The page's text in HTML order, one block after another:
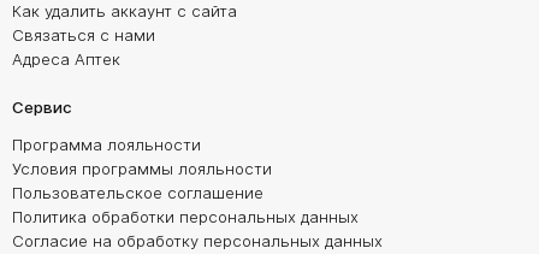
Как удалить аккаунт с сайта
Связаться с нами
Адреса Аптек
Сервис
Программа лояльности
Условия программы лояльности
Пользовательское соглашение
Политика обработки персональных данных
Согласие на обработку персональных данных